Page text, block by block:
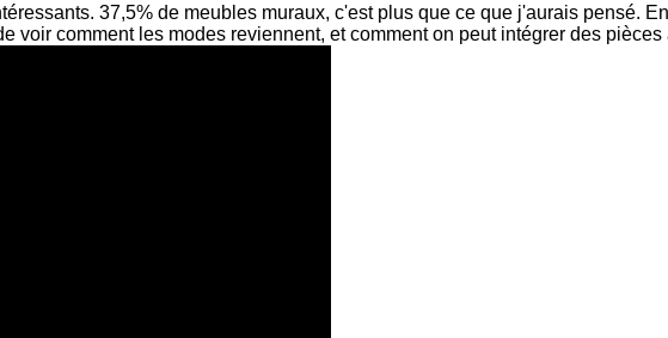
37,5% de meubles muraux, c'est plus que ce que j'aurais pensé.
voir comment les modes reviennent, et comment on peut intégrer des